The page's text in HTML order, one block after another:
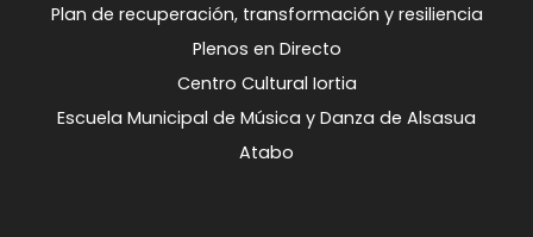
Plan de recuperación, transformación y resiliencia
Plenos en Directo
Centro Cultural Iortia
Escuela Municipal de Música y Danza de Alsasua
Atabo